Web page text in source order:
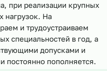
при реализации крупных
нагрузок. На
и трудоустраиваем
специальностей в год, а
допусками и
постоянно пополняется.